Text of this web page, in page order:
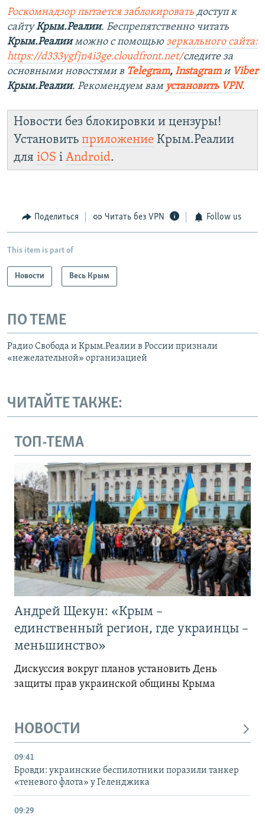
Роскомнадзор пытается заблокировать доступ к
сайтуКрым.Реалии. Беспрепятственно читать
Крым.Реалииможно с помощью зеркального сайта:
https://d333ygfjn4i3ge.cloudfront.net/следите за
основными новостями в Telegram, Instagramи Viber
Крым.Реалии. Рекомендуем вам установить VPN.
Новости без блокировки и цензуры!
Установить приложение Крым.Реалии
для iOS і Android.
Поделиться Читать без VPN Follow us
This item is part of
Новости Весь Крым
ПО ТЕМЕ
Радио Свобода и Крым.Реалии в России признали
«нежелательной» организацией
ЧИТАЙТЕ ТАКЖЕ:
ТОП-ТЕМА
Андрей Щекун: «Крым –
единственный регион, где украинцы –
меньшинство»
Дискуссия вокруг планов установить День
защиты прав украинской общины Крыма
НОВОСТИ
09:41
Бровди: украинские беспилотники поразили танкер
«теневого флота» у Геленджика
09:29